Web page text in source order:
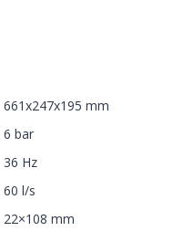
661x247x195 mm
6 bar
36 Hz
60 l/s
22×108 mm